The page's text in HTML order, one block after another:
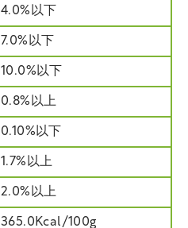
4.0%以下
7.0%以下
10.0%以下
0.8%以上
0.10%以下
1.7%以上
2.0%以上
365.0Kcal/100g